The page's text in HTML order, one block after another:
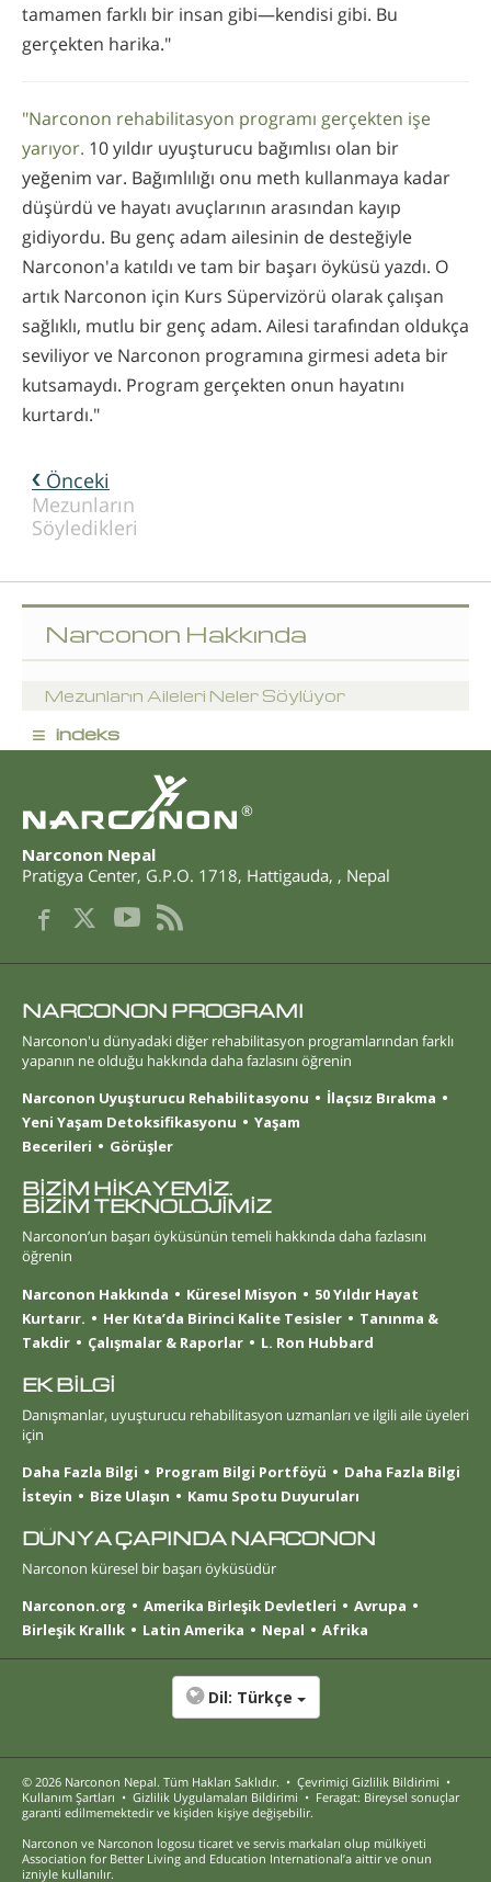
tamamen farklı bir insan gibi—kendisi gibi. Bu
gerçekten harika."
"Narconon rehabilitasyon programı gerçekten işe
yarıyor. 10 yıldır uyuşturucu bağımlısı olan bir
yeğenim var. Bağımlılığı onu meth kullanmaya kadar
düşürdü ve hayatı avuçlarının arasından kayıp
gidiyordu. Bu genç adam ailesinin de desteğiyle
Narconon'a katıldı ve tam bir başarı öyküsü yazdı. O
artık Narconon için Kurs Süpervizörü olarak çalışan
sağlıklı, mutlu bir genç adam. Ailesi tarafından oldukça
seviliyor ve Narconon programına girmesi adeta bir
kutsamaydı. Program gerçekten onun hayatını
kurtardı."
Önceki
Mezunların
Söyledikleri
Narconon Hakkında
Mezunların Aileleri Neler Söylüyor
≡ indeks
®
Narconon Nepal
Pratigya Center, G.P.O. 1718, Hattigauda, , Nepal
NARCONON PROGRAMI
Narconon'u dünyadaki diğer rehabilitasyon programlarından farklı
yapanın ne olduğu hakkında daha fazlasını öğrenin
Narconon Uyuşturucu Rehabilitasyonu
İlaçsız Bırakma
Yeni Yaşam Detoksifikasyonu
Yaşam
Becerileri
Görüşler
BİZİM HİKAYEMİZ.
BİZİM TEKNOLOJİMİZ
Narconon’un başarı öyküsünün temeli hakkında daha fazlasını
öğrenin
Narconon Hakkında
Küresel Misyon
50 Yıldır Hayat
Kurtarır.
Her Kıta’da Birinci Kalite Tesisler
Tanınma &
Takdir
Çalışmalar & Raporlar L. Ron Hubbard
EK BİLGİ
Danışmanlar, uyuşturucu rehabilitasyon uzmanları ve ilgili aile üyeleri
için
Daha Fazla Bilgi
Program Bilgi Portföyü
Daha Fazla Bilgi
İsteyin
Bize Ulaşın Kamu Spotu Duyuruları
DÜNYA ÇAPINDA NARCONON
Narconon küresel bir başarı öyküsüdür
Narconon.org
Amerika Birleşik Devletleri
Avrupa
Birleşik Krallık
Latin Amerika Nepal Afrika
Dil: Türkçe
© 2026 Narconon Nepal. Tüm Hakları Saklıdır. • Çevrimiçi Gizlilik Bildirimi •
Kullanım Şartları • Gizlilik Uygulamaları Bildirimi • Feragat: Bireysel sonuçlar
garanti edilmemektedir ve kişiden kişiye değişebilir.
Narconon ve Narconon logosu ticaret ve servis markaları olup mülkiyeti
Association for Better Living and Education International’a aittir ve onun
izniyle kullanılır.